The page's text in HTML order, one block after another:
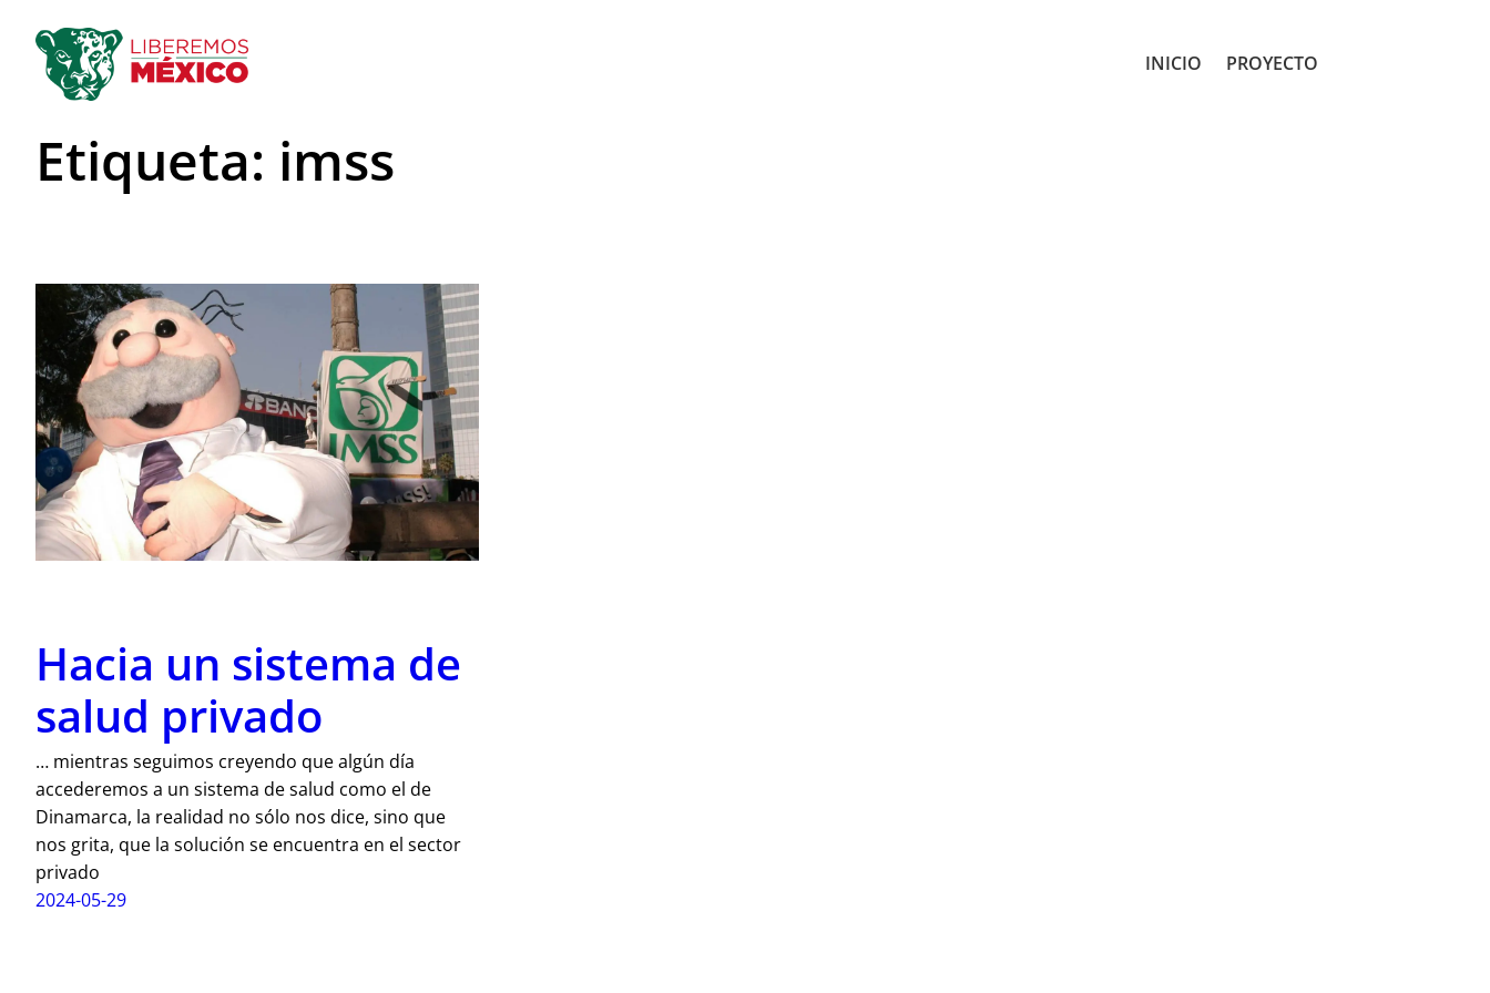
contenido
INICIO PROYECTO
Etiqueta: imss
Hacia un sistema de
salud privado
… mientras seguimos creyendo que algún día
accederemos a un sistema de salud como el de
Dinamarca, la realidad no sólo nos dice, sino que
nos grita, que la solución se encuentra en el sector
privado
2024-05-29